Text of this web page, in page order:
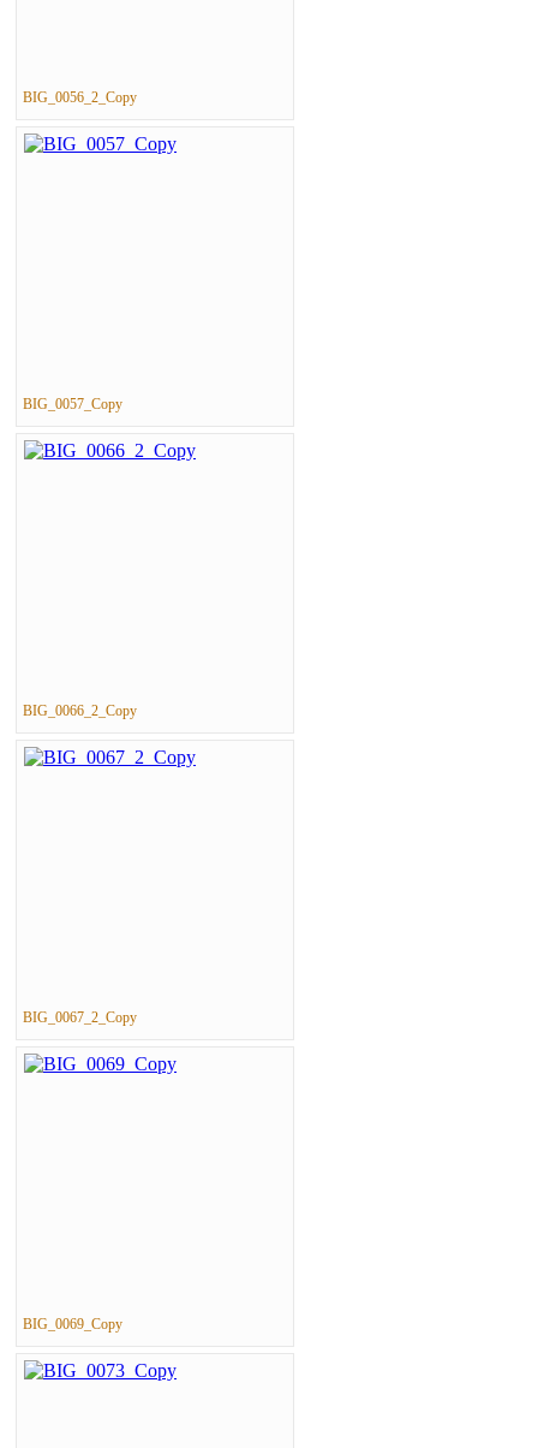
BIG_0056_2_Copy
BIG_0057_Copy
BIG_0066_2_Copy
BIG_0067_2_Copy
BIG_0069_Copy